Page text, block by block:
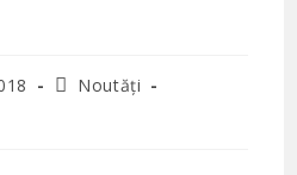
PostNoutăți